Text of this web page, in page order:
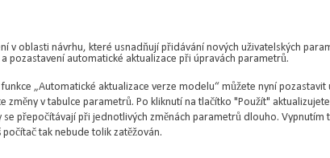
v oblasti návrhu, které usnadňují přidávání nových uživatelských
pozastavení automatické aktualizace při úpravách parametrů.
„Automatické aktualizace verze modelu“ můžete nyní pozastavit
změny v tabulce parametrů. Po kliknutí na tlačítko "Použít"
se přepočítávají při jednotlivých změnách parametrů dlouho. Vypnutím
tak nebude tolik zatěžován.